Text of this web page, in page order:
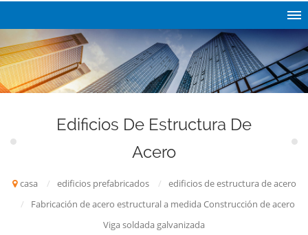
Edificios De Estructura De
Acero
casa / edificios prefabricados /
edificios de estructura de acero
/
Fabricación de acero estructural a medida Construcción de acero
Viga soldada galvanizada